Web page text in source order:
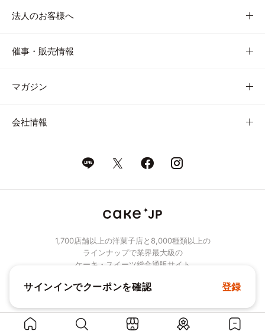
法人のお客様へ
催事・販売情報
マガジン
会社情報
1,700店舗以上の洋菓子店と8,000種類以上の
ラインナップで業界最大級の
ケーキ・スイーツ総合通販サイト
© Cake.jp Co., Ltd.
サインインでクーポンを確認 登録